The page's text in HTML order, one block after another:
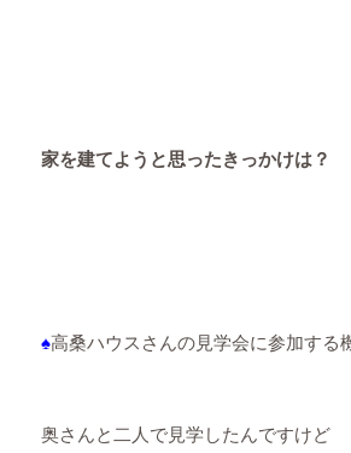
家を建てようと思ったきっかけは？
♠高桑ハウスさんの見学会に参加する
奥さんと二人で見学したんですけど